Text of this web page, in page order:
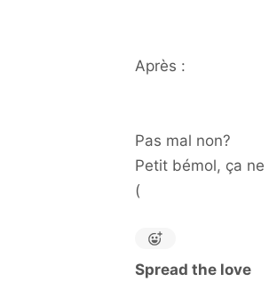
Après :
Pas mal non?
Petit bémol, ça
(
Spread the love